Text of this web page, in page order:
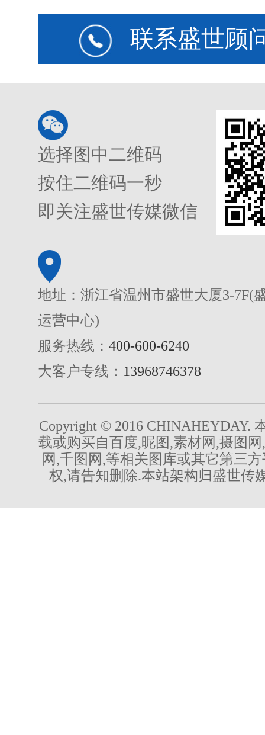
联系盛世顾
选择图中二维码
按住二维码一秒
即关注盛世传媒微信
地址：浙江省温州市盛世大厦3-7F(
运营中心)
服务热线： 400-600-6240
大客户专线： 13968746378
Copyright © 2016 CHINAHEYDAY.
载或购买自百度,昵图,素材网,摄图
网,千图网,等相关图库或其它第三
权,请告知删除.本站架构归盛世传